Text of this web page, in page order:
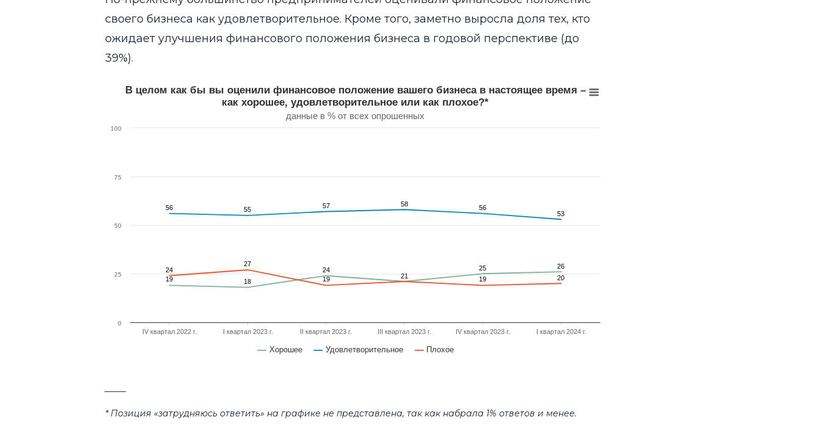
своего бизнеса как удовлетворительное. Кроме того, заметно выросла доля тех, кто
ожидает улучшения финансового положения бизнеса в годовой перспективе (до
39%).
Line chart with 3 lines.
данные в % от всех опрошенных
View as data table, В целом как бы вы оценили финансовое положение вашего бизнеса в настоящее время – как хорошее, удовлетворительное или как
The chart has 1 X axis displaying categories.
The chart has 1 Y axis displaying values. Range: 0 to 100.
В целом как бы вы оценили финансовое положение вашего бизнеса в настоящее время –
как хорошее, удовлетворительное или как плохое?*
данные в % от всех опрошенных
19
19 18
18
24
24
21
21
25
25 26
26
56
56 55
55
57
57 58
58
56
56
53
53
24
24
27
27
19
19 19
19 20
20
Хорошее Удовлетворительное Плохое
IV квартал 2022 г. I квартал 2023 г. II квартал 2023 г. III квартал 2023 г. IV квартал 2023 г. I квартал 2024 г.
0
25
50
75
100
* Позиция «затрудняюсь ответить» на графике не представлена, так как набрала 1% ответов и менее.